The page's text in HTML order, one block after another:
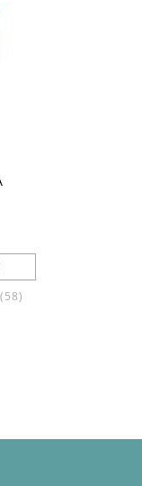
(58)